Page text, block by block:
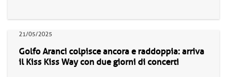
21/05/2025
Golfo Aranci colpisce ancora e raddoppia: arriva
il Kiss Kiss Way con due giorni di concerti